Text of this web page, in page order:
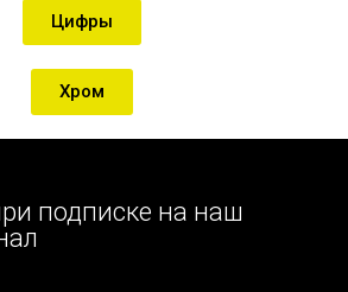
Цифры
Хром
подписке на наш